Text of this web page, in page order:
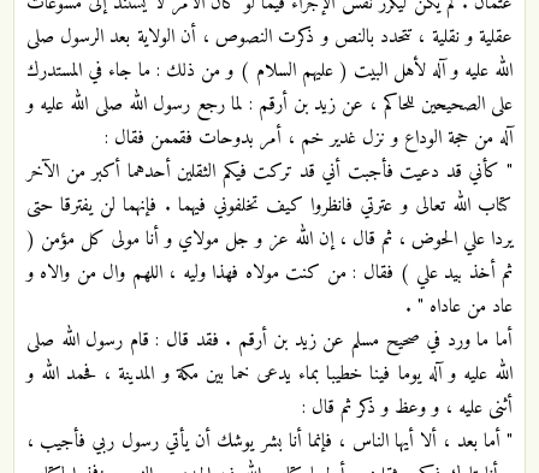
عقلية و نقلية ، تتحدد بالنص و ذكرت النصوص ، أن الولاية بعد الرسول صلى
الله عليه و آله لأهل البيت ( عليهم السلام ) و من ذلك : ما جاء في المستدرك
على الصحيحين للحاكم ، عن زيد بن أرقم : لما رجع رسول الله صلى الله عليه و
آله من حجة الوداع و نزل غدير خم ، أمر بدوحات فقممن فقال :
" كأني قد دعيت فأجبت أني قد تركت فيكم الثقلين أحدهما أكبر من الآخر
كتاب الله تعالى و عترتي فانظروا كيف تخلفوني فيهما . فإنهما لن يفترقا حتى
يردا علي الحوض ، ثم قال ، إن الله عز و جل مولاي و أنا مولى كل مؤمن (
ثم أخذ بيد علي ) فقال : من كنت مولاه فهذا وليه ، اللهم وال من والاه و
عاد من عاداه " .
أما ما ورد في صحيح مسلم عن زيد بن أرقم . فقد قال : قام رسول الله صلى
الله عليه و آله يوما فينا خطيبا بماء يدعى خما بين مكة و المدينة ، فحمد الله و
أثنى عليه ، و وعظ و ذكر ثم قال :
" أما بعد ، ألا أيها الناس ، فإنما أنا بشر يوشك أن يأتي رسول ربي فأجيب ،